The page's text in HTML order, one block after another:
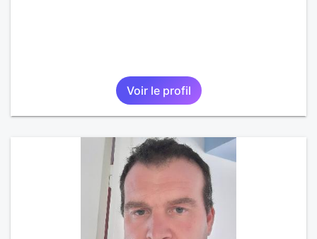
Voir le profil